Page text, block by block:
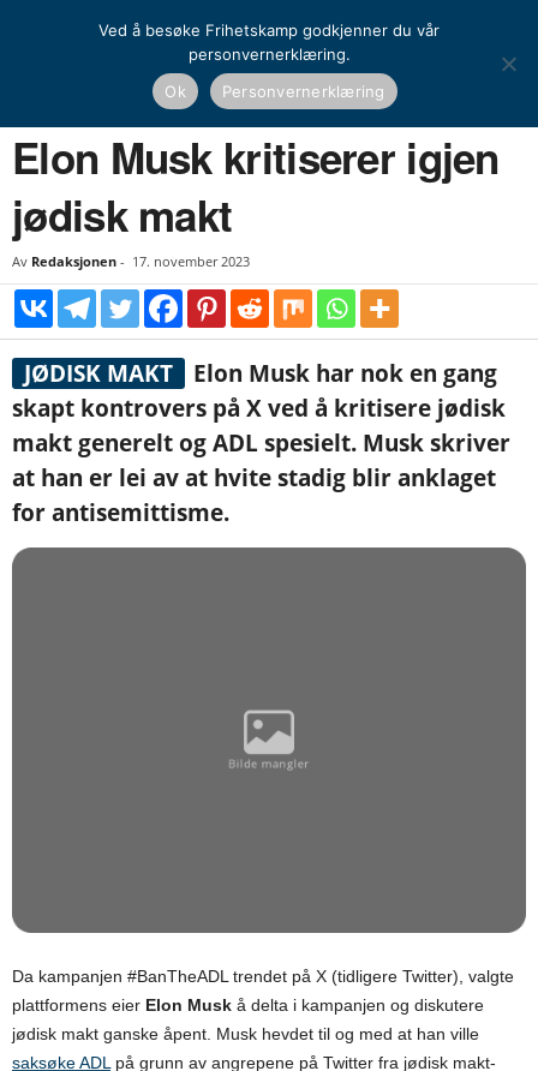
Globalt Elon Musk kritiserer igjen jødisk makt
Elon Musk kritiserer igjen
jødisk makt
Av Redaksjonen - 17. november 2023
JØDISK MAKT
Elon Musk har nok en gang
skapt kontrovers på X ved å kritisere jødisk
makt generelt og ADL spesielt. Musk skriver
at han er lei av at hvite stadig blir anklaget
for antisemittisme.
Da kampanjen #BanTheADL trendet på X (tidligere Twitter), valgte
plattformens eier Elon Musk å delta i kampanjen og diskutere
jødisk makt ganske åpent. Musk hevdet til og med at han ville
saksøke ADL på grunn av angrepene på Twitter fra jødisk makt-
Ved å besøke Frihetskamp godkjenner du vår
personvernerklæring.
Ok
Personvernerklæring